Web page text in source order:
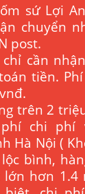
sứ Lợi
chuyển
post.
cần
tiền.
trên 2
chi phí
Hà Nội (
bình,
lớn hơn